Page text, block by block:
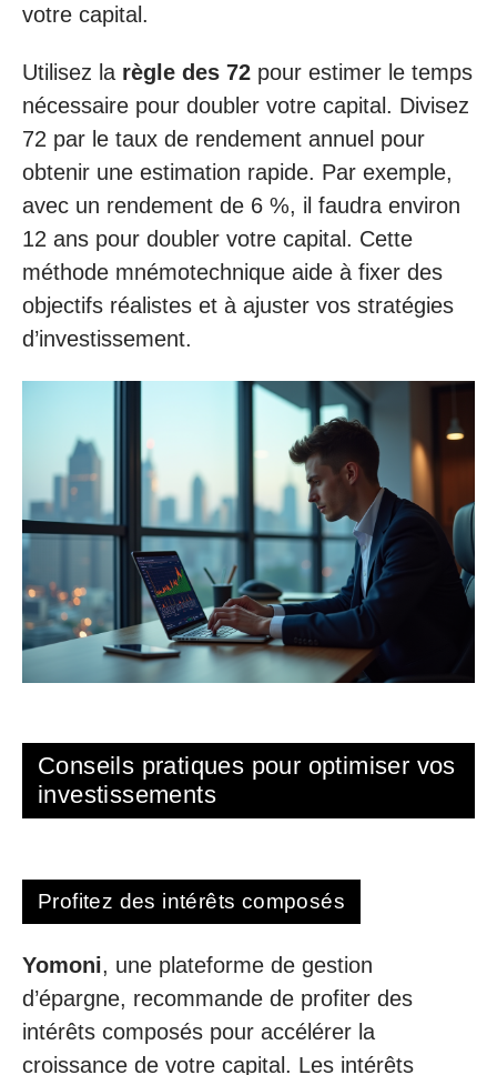
votre capital.
Utilisez la règle des 72 pour estimer le temps
nécessaire pour doubler votre capital. Divisez
72 par le taux de rendement annuel pour
obtenir une estimation rapide. Par exemple,
avec un rendement de 6 %, il faudra environ
12 ans pour doubler votre capital. Cette
méthode mnémotechnique aide à fixer des
objectifs réalistes et à ajuster vos stratégies
d’investissement.
Conseils pratiques pour optimiser vos
investissements
Profitez des intérêts composés
Yomoni, une plateforme de gestion
d’épargne, recommande de profiter des
intérêts composés pour accélérer la
croissance de votre capital. Les intérêts